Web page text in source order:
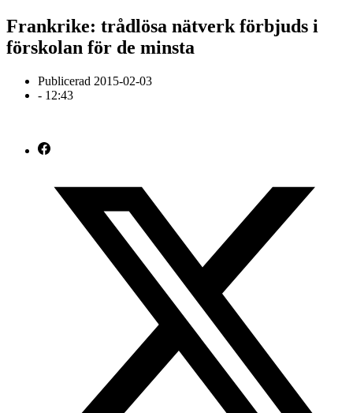
Frankrike: trådlösa nätverk förbjuds i
förskolan för de minsta
Publicerad 2015-02-03
- 12:43